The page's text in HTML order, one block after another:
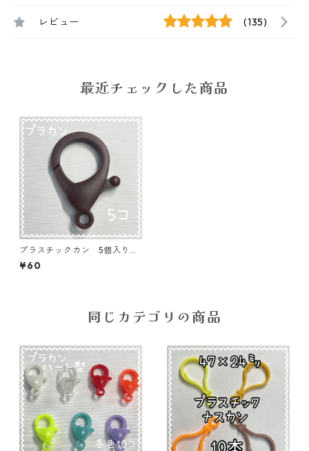
レビュー (135)
最近チェックした商品
プラスチックカン 5個入り
ブラウン【PKN-5-BRN】
¥60
同じカテゴリの商品